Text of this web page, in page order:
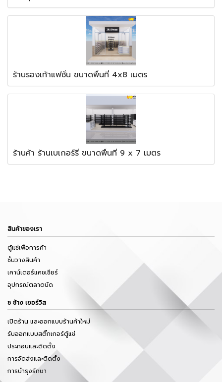
ร้านรองเท้าแฟชั่น ขนาดพื้นที่ 4x8 เมตร
ร้านค้า ร้านเบเกอร์รี่ ขนาดพื้นที่ 9 x 7 เมตร
สินค้าของเรา
ตู้แช่เพื่อการค้า
ชั้นวางสินค้า
เคาน์เตอร์แคชเชียร์
อุปกรณ์ตลาดนัด
ช ช้าง เซอร์วิส
เปิดร้าน และออกแบบร้านค้าใหม่
รับออกแบบสติ๊กเกอร์ตู้แช่
ประกอบและติดตั้ง
การจัดส่งและติดตั้ง
การบำรุงรักษา